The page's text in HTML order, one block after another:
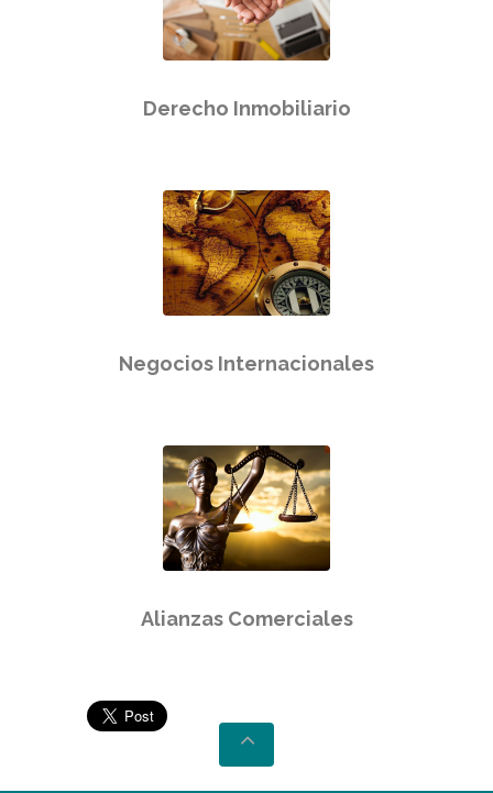
Derecho Inmobiliario
Negocios Internacionales
Alianzas Comerciales